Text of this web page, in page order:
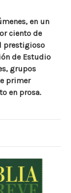
en un
ciento de
prestigioso
de Estudio
grupos
primer
en prosa.